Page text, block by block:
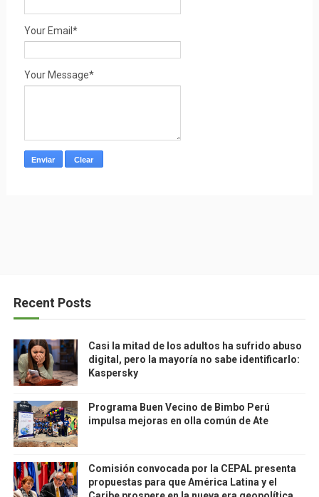
Your Email*
Your Message*
Recent Posts
Casi la mitad de los adultos ha sufrido abuso
digital, pero la mayoría no sabe identificarlo:
Kaspersky
Programa Buen Vecino de Bimbo Perú
impulsa mejoras en olla común de Ate
Comisión convocada por la CEPAL presenta
propuestas para que América Latina y el